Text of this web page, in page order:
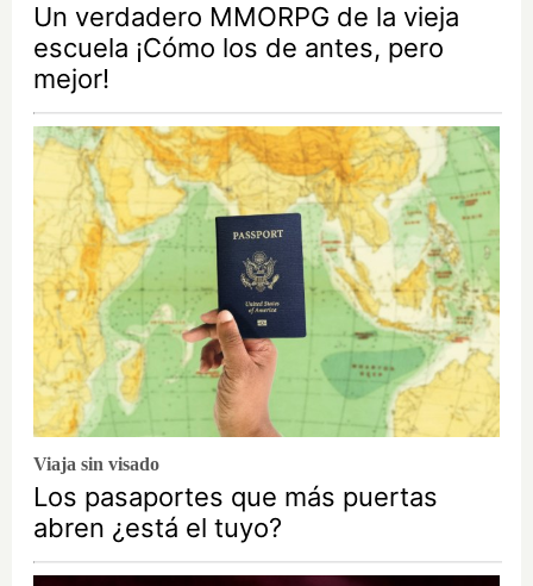
Un verdadero MMORPG de la vieja
escuela ¡Cómo los de antes, pero
mejor!
Viaja sin visado
Los pasaportes que más puertas
abren ¿está el tuyo?